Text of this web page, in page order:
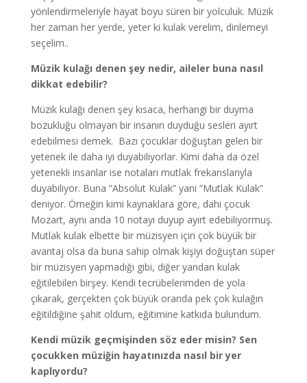
yönlendirmeleriyle hayat boyu süren bir yolculuk. Müzik
her zaman her yerde, yeter ki kulak verelim, dinlemeyi
seçelim..
Müzik kulağı denen şey nedir, aileler buna nasıl
dikkat edebilir?
Müzik kulağı denen şey kısaca, herhangi bir duyma
bozukluğu olmayan bir insanın duyduğu sesleri ayırt
edebilmesi demek. Bazı çocuklar doğuştan gelen bir
yetenek ile daha iyi duyabiliyorlar. Kimi daha da özel
yetenekli insanlar ise notaları mutlak frekanslarıyla
duyabiliyor. Buna “Absolut Kulak” yani “Mutlak Kulak”
deniyor. Örneğin kimi kaynaklara göre, dahi çocuk
Mozart, aynı anda 10 notayı duyup ayırt edebiliyormuş.
Mutlak kulak elbette bir müzisyen için çok büyük bir
avantaj olsa da buna sahip olmak kişiyi doğuştan süper
bir müzisyen yapmadığı gibi, diğer yandan kulak
eğitilebilen birşey. Kendi tecrübelerimden de yola
çıkarak, gerçekten çok büyük oranda pek çok kulağın
eğitildiğine şahit oldum, eğitimine katkıda bulundum.
Kendi müzik geçmişinden söz eder misin? Sen
çocukken müziğin hayatınızda nasıl bir yer
kaplıyordu?